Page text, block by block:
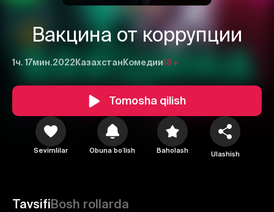
Вакцина от коррупции
1ч. 17мин.2022 Казахстан Комедии18+
Tomosha qilish
Sevimlilar Obuna boʻlish Baholash Ulashish
TavsifiBosh rollarda
1 2